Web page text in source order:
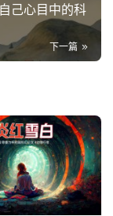
己心目中的科
下一篇